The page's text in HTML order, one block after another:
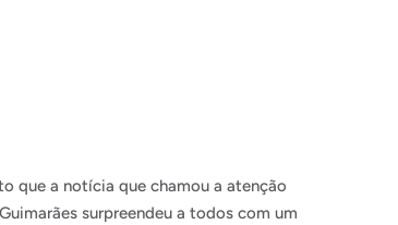
que a notícia que chamou a atenção
surpreendeu a todos com um